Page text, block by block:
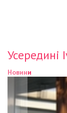
Усередині
Новини